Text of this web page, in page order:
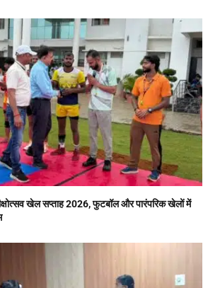
खेल सप्ताह 2026, फुटबॉल और पारंपरिक खेलों में